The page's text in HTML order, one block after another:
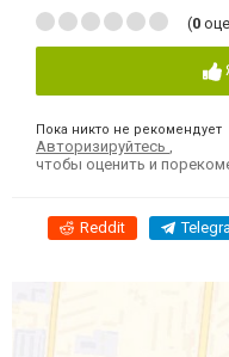
(0
Пока никто не рекомендует
Авторизируйтесь
чтобы оценить и
Reddit